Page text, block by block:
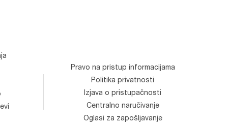
Pravo na pristup informacijama
Politika privatnosti
Izjava o pristupačnosti
Centralno naručivanje
Oglasi za zapošljavanje